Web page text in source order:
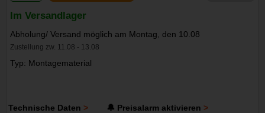
Im Versandlager
Abholung/ Versand möglich am Montag, den 10.08
Zustellung zw. 11.08 - 13.08
Typ: Montagematerial
Technische Daten 🔔 Preisalarm aktivieren